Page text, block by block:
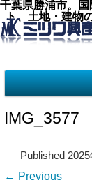
千葉県勝浦市。
ト、土地・建物
IMG_3577
Published2025
← Previous